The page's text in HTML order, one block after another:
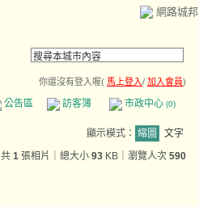
網路城邦
你還沒有登入喔( 馬上登入/ 加入會員)
公告區 訪客簿 市政中心 (0)
顯示模式： 縮圖
文字
共 1 張相片｜總大小 93 KB ｜瀏覽人次 590